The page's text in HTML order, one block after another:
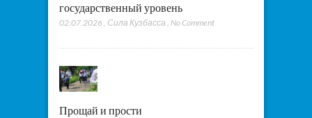
государственный уровень
02.07.2026 , Сила Кузбасса , No Comment
Прощай и прости